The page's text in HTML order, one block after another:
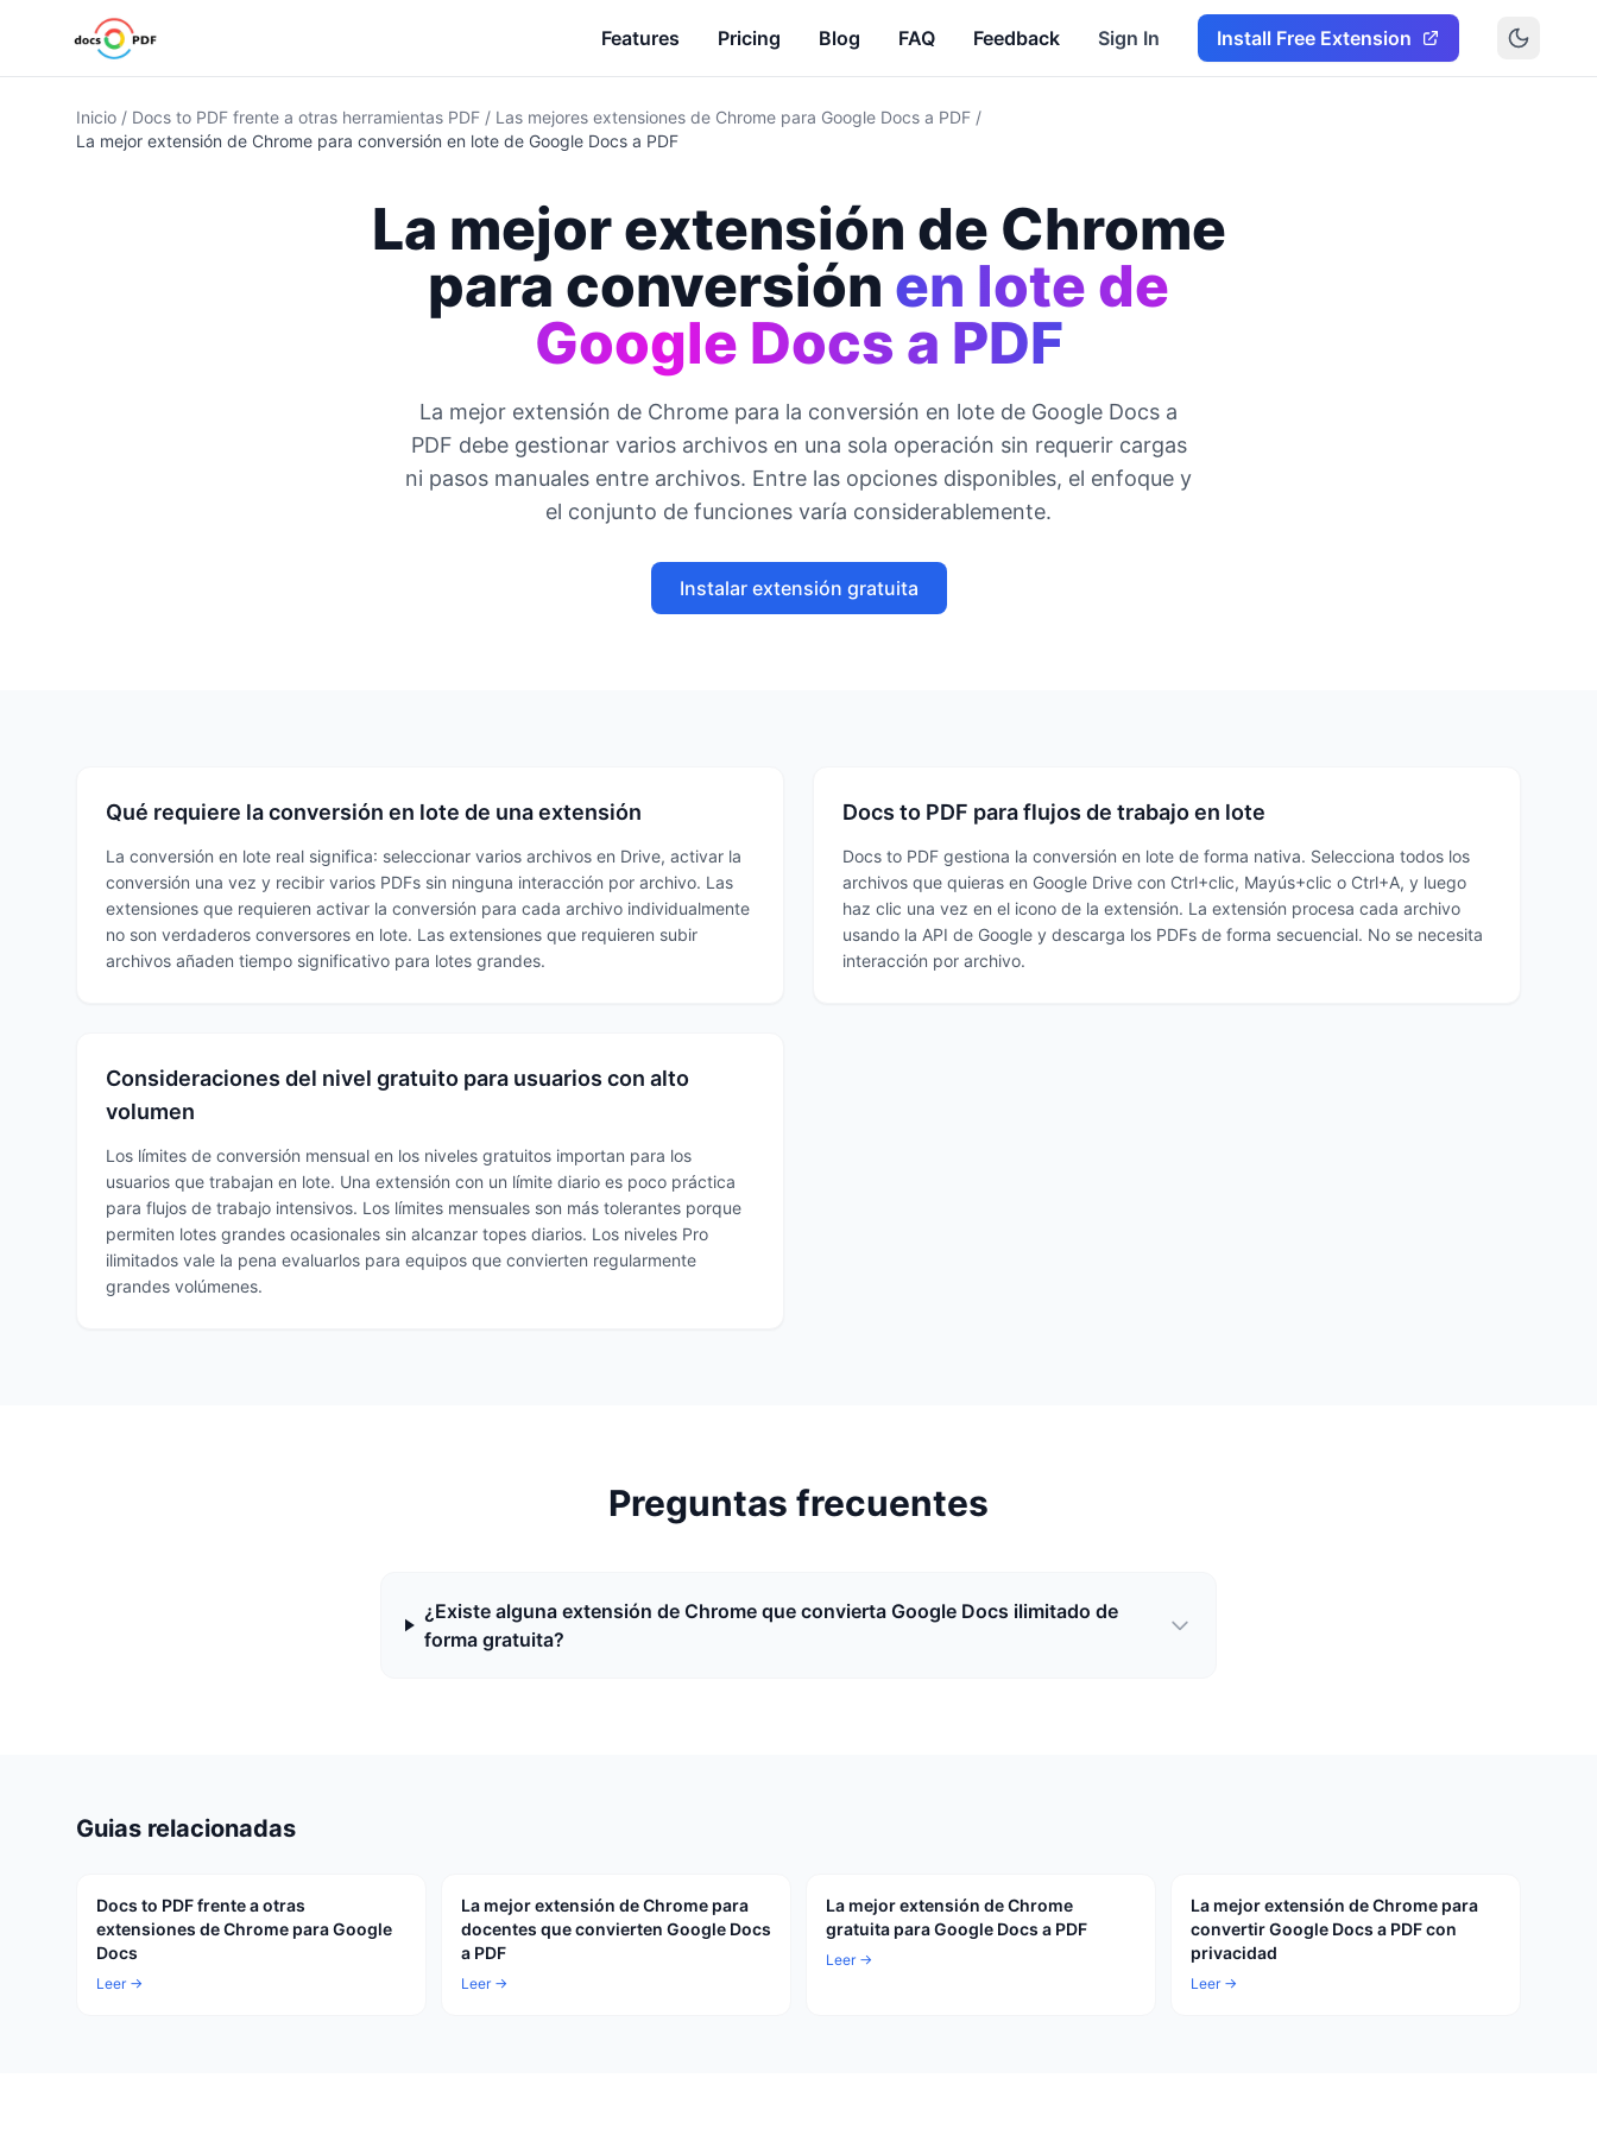
Features Pricing Blog FAQ Feedback Sign In Install Free Extension
Inicio / Docs to PDF frente a otras herramientas PDF / Las mejores extensiones de Chrome para Google Docs a PDF /
La mejor extensión de Chrome para conversión en lote de Google Docs a PDF
La mejor extensión de Chrome
para conversión en lote de
Google Docs a PDF
La mejor extensión de Chrome para la conversión en lote de Google Docs a
PDF debe gestionar varios archivos en una sola operación sin requerir cargas
ni pasos manuales entre archivos. Entre las opciones disponibles, el enfoque y
el conjunto de funciones varía considerablemente.
Instalar extensión gratuita
Qué requiere la conversión en lote de una extensión
La conversión en lote real significa: seleccionar varios archivos en Drive, activar la
conversión una vez y recibir varios PDFs sin ninguna interacción por archivo. Las
extensiones que requieren activar la conversión para cada archivo individualmente
no son verdaderos conversores en lote. Las extensiones que requieren subir
archivos añaden tiempo significativo para lotes grandes.
Docs to PDF para flujos de trabajo en lote
Docs to PDF gestiona la conversión en lote de forma nativa. Selecciona todos los
archivos que quieras en Google Drive con Ctrl+clic, Mayús+clic o Ctrl+A, y luego
haz clic una vez en el icono de la extensión. La extensión procesa cada archivo
usando la API de Google y descarga los PDFs de forma secuencial. No se necesita
interacción por archivo.
Consideraciones del nivel gratuito para usuarios con alto
volumen
Los límites de conversión mensual en los niveles gratuitos importan para los
usuarios que trabajan en lote. Una extensión con un límite diario es poco práctica
para flujos de trabajo intensivos. Los límites mensuales son más tolerantes porque
permiten lotes grandes ocasionales sin alcanzar topes diarios. Los niveles Pro
ilimitados vale la pena evaluarlos para equipos que convierten regularmente
grandes volúmenes.
Preguntas frecuentes
¿Existe alguna extensión de Chrome que convierta Google Docs ilimitado de
forma gratuita?
Guias relacionadas
Docs to PDF frente a otras
extensiones de Chrome para Google
Docs
Leer →
La mejor extensión de Chrome para
docentes que convierten Google Docs
a PDF
Leer →
La mejor extensión de Chrome
gratuita para Google Docs a PDF
Leer →
La mejor extensión de Chrome para
convertir Google Docs a PDF con
privacidad
Leer →